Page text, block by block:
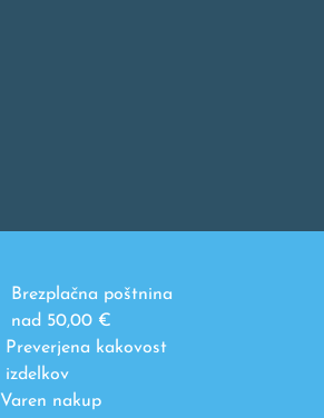
Brezplačna poštnina
nad 50,00 €
Preverjena kakovost
izdelkov
Varen nakup